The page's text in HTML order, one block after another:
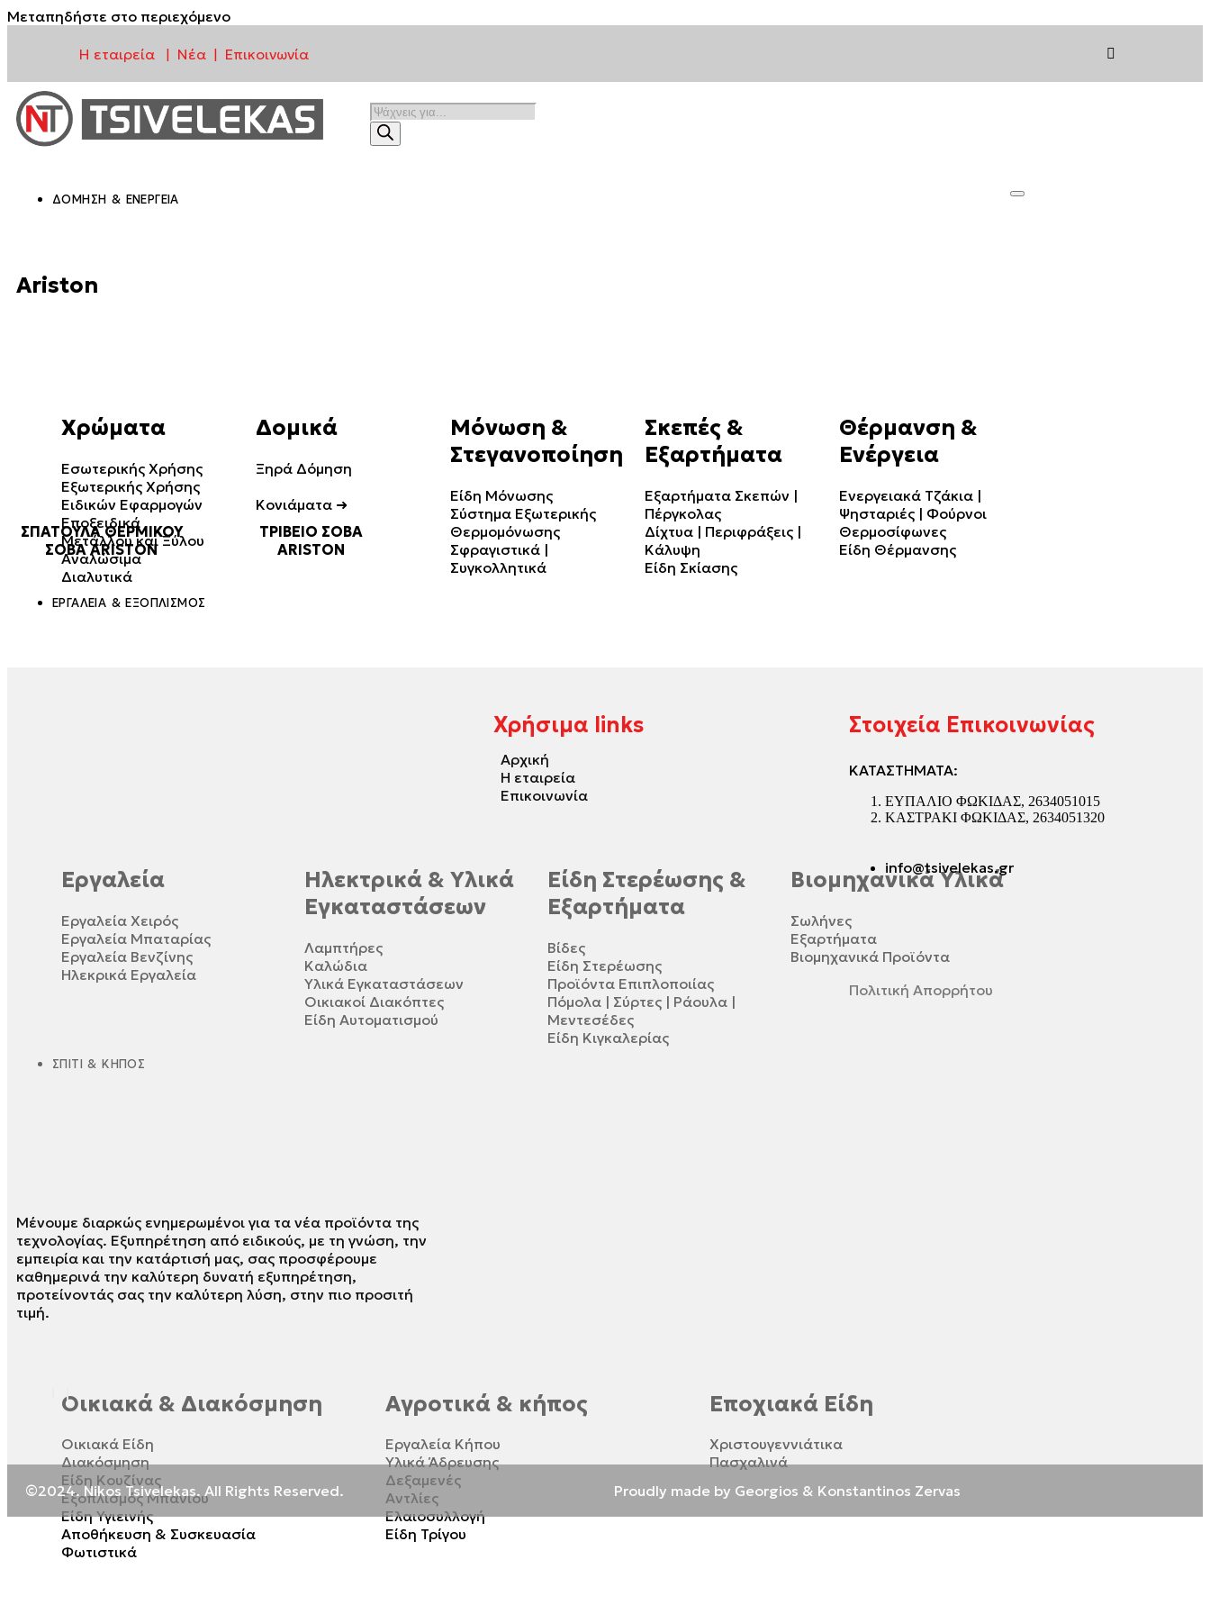
Μεταπηδήστε στο περιεχόμενο
Η εταιρεία | Νέα | Επικοινωνία
ΔΌΜΗΣΗ & ΕΝΈΡΓΕΙΑ
Χρώματα
Εσωτερικής Χρήσης
Εξωτερικής Χρήσης
Ειδικών Εφαρμογών
Εποξειδικά
Μετάλλου και Ξύλου
Αναλώσιμα
Διαλυτικά
Δομικά
Ξηρά Δόμηση
Κονιάματα ➜
Επισκευαστικά
Κόλλες Πλακιδίων
Μόνωση &
Στεγανοποίηση
Είδη Μόνωσης
Σύστημα Εξωτερικής
Θερμομόνωσης
Σφραγιστικά |
Συγκολλητικά
Σκεπές &
Εξαρτήματα
Εξαρτήματα Σκεπών |
Πέργκολας
Δίχτυα | Περιφράξεις |
Κάλυψη
Είδη Σκίασης
Θέρμανση &
Ενέργεια
Ενεργειακά Τζάκια |
Ψησταριές | Φούρνοι
Θερμοσίφωνες
Είδη Θέρμανσης
ΕΡΓΑΛΕΊΑ & ΕΞΟΠΛΙΣΜΌΣ
Εργαλεία
Εργαλεία Χειρός
Εργαλεία Μπαταρίας
Εργαλεία Βενζίνης
Ηλεκρικά Εργαλεία
Ηλεκτρικά & Υλικά
Εγκαταστάσεων
Λαμπτήρες
Καλώδια
Υλικά Εγκαταστάσεων
Οικιακοί Διακόπτες
Είδη Αυτοματισμού
Είδη Στερέωσης &
Εξαρτήματα
Βίδες
Είδη Στερέωσης
Προϊόντα Επιπλοποιίας
Πόμολα | Σύρτες | Ράουλα |
Μεντεσέδες
Είδη Κιγκαλερίας
Βιομηχανικά Υλικά
Σωλήνες
Εξαρτήματα
Βιομηχανικά Προϊόντα
ΣΠΊΤΙ & ΚΉΠΟΣ
Οικιακά & Διακόσμηση
Οικιακά Είδη
Διακόσμηση
Είδη Κουζίνας
Εξοπλισμός Μπάνιου
Είδη Υγιεινής
Αποθήκευση & Συσκευασία
Φωτιστικά
Αγροτικά & κήπος
Εργαλεία Κήπου
Υλικά Άδρευσης
Δεξαμενές
Αντλίες
Ελαιοσυλλογή
Είδη Τρίγου
Εποχιακά Είδη
Χριστουγεννιάτικα
Πασχαλινά
Ariston
ΣΠΑΤΟΥΛΑ ΘΕΡΜΙΚΟΥ
ΣΟΒΑ ARISTON
ΤΡΙΒΕΙΟ ΣΟΒΑ
ARISTON
Μένουμε διαρκώς ενημερωμένοι για τα νέα προϊόντα της
τεχνολογίας. Εξυπηρέτηση από ειδικούς, με τη γνώση, την
εμπειρία και την κατάρτισή μας, σας προσφέρουμε
καθημερινά την καλύτερη δυνατή εξυπηρέτηση,
προτείνοντάς σας την καλύτερη λύση, στην πιο προσιτή
τιμή.
Χρήσιμα links
Αρχική
Η εταιρεία
Επικοινωνία
Στοιχεία Επικοινωνίας
ΚΑΤΑΣΤΗΜΑΤΑ:
ΕΥΠΑΛΙΟ ΦΩΚΙΔΑΣ, 2634051015
ΚΑΣΤΡΑΚΙ ΦΩΚΙΔΑΣ, 2634051320
info@tsivelekas.gr
Πολιτική Απορρήτου
©2024. Nikos Tsivelekas. All Rights Reserved. Proudly made by Georgios & Konstantinos Zervas